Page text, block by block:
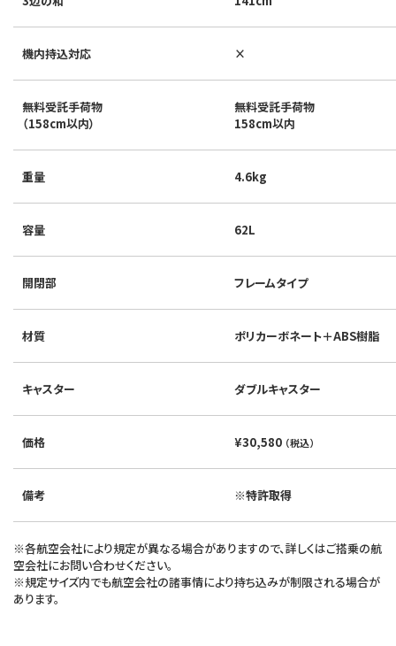
機内持込対応 ×
無料受託手荷物
（158cm以内）
無料受託手荷物
158cm以内
重量 4.6kg
容量 62L
開閉部 フレームタイプ
材質 ポリカーボネート＋ABS樹脂
キャスター ダブルキャスター
価格 ¥30,580 （税込）
備考 ※特許取得
※各航空会社により規定が異なる場合がありますので、詳しくはご搭乗の航
空会社にお問い合わせください。
※規定サイズ内でも航空会社の諸事情により持ち込みが制限される場合が
あります。